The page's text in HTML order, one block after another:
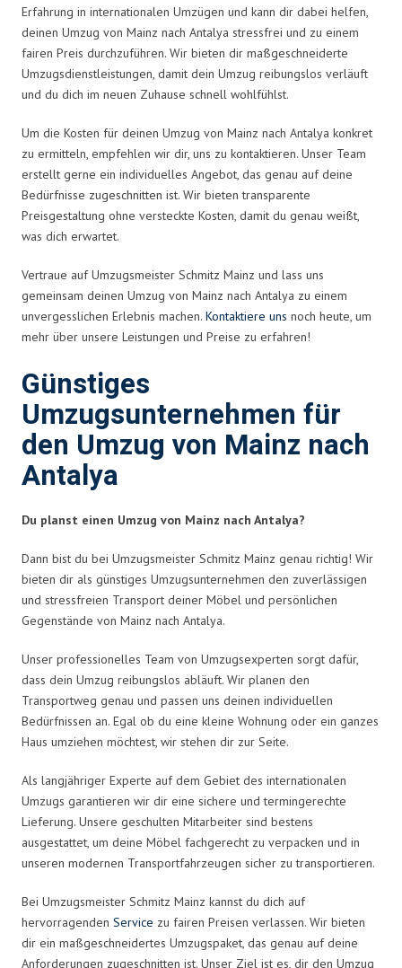
Erfahrung in internationalen Umzügen und kann dir dabei helfen,
deinen Umzug von Mainz nach Antalya stressfrei und zu einem
fairen Preis durchzuführen. Wir bieten dir maßgeschneiderte
Umzugsdienstleistungen, damit dein Umzug reibungslos verläuft
und du dich im neuen Zuhause schnell wohlfühlst.
Um die Kosten für deinen Umzug von Mainz nach Antalya konkret
zu ermitteln, empfehlen wir dir, uns zu kontaktieren. Unser Team
erstellt gerne ein individuelles Angebot, das genau auf deine
Bedürfnisse zugeschnitten ist. Wir bieten transparente
Preisgestaltung ohne versteckte Kosten, damit du genau weißt,
was dich erwartet.
Vertraue auf Umzugsmeister Schmitz Mainz und lass uns
gemeinsam deinen Umzug von Mainz nach Antalya zu einem
unvergesslichen Erlebnis machen. Kontaktiere uns noch heute, um
mehr über unsere Leistungen und Preise zu erfahren!
Günstiges
Umzugsunternehmen für
den Umzug von Mainz nach
Antalya
Du planst einen Umzug von Mainz nach Antalya?
Dann bist du bei Umzugsmeister Schmitz Mainz genau richtig! Wir
bieten dir als günstiges Umzugsunternehmen den zuverlässigen
und stressfreien Transport deiner Möbel und persönlichen
Gegenstände von Mainz nach Antalya.
Unser professionelles Team von Umzugsexperten sorgt dafür,
dass dein Umzug reibungslos abläuft. Wir planen den
Transportweg genau und passen uns deinen individuellen
Bedürfnissen an. Egal ob du eine kleine Wohnung oder ein ganzes
Haus umziehen möchtest, wir stehen dir zur Seite.
Als langjähriger Experte auf dem Gebiet des internationalen
Umzugs garantieren wir dir eine sichere und termingerechte
Lieferung. Unsere geschulten Mitarbeiter sind bestens
ausgestattet, um deine Möbel fachgerecht zu verpacken und in
unseren modernen Transportfahrzeugen sicher zu transportieren.
Bei Umzugsmeister Schmitz Mainz kannst du dich auf
hervorragenden Service zu fairen Preisen verlassen. Wir bieten
dir ein maßgeschneidertes Umzugspaket, das genau auf deine
Anforderungen zugeschnitten ist. Unser Ziel ist es, dir den Umzug